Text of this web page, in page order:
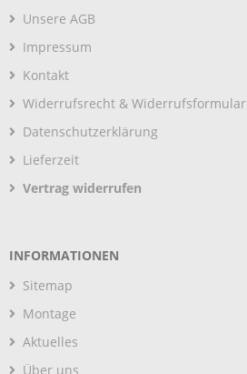
Unsere AGB
Impressum
Kontakt
Widerrufsrecht & Widerrufsformular
Datenschutzerklärung
Lieferzeit
Vertrag widerrufen
INFORMATIONEN
Sitemap
Montage
Aktuelles
Über uns